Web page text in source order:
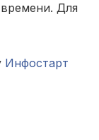
Для
Инфостарт